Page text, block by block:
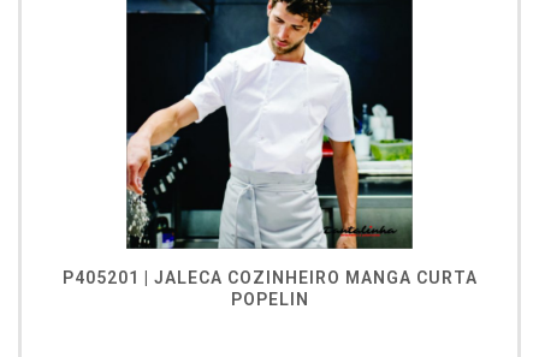
P405201 | JALECA COZINHEIRO MANGA CURTA
POPELIN